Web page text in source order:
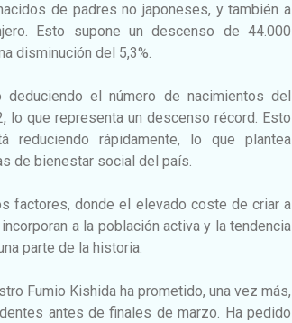
de padres no japoneses, y también a
Esto supone un descenso de 44.000
disminución del 5,3%.
el número de nacimientos del
lo que representa un descenso récord. Esto
rápidamente, lo que plantea
de bienestar social del país.
factores, donde el elevado coste de criar a
a la población activa y la tendencia
parte de la historia.
Fumio Kishida ha prometido, una vez más,
antes de finales de marzo. Ha pedido